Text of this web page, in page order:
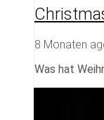
8 Monaten
Was hat